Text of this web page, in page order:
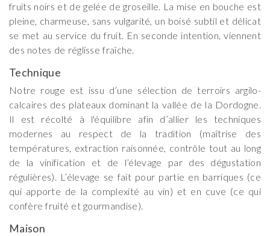
fruits noirs et de gelée de groseille. La mise en bouche est
pleine, charmeuse, sans vulgarité, un boisé subtil et délicat
se met au service du fruit. En seconde intention, viennent
des notes de réglisse fraîche.
Technique
Notre rouge est issu d’une sélection de terroirs argilo-
calcaires des plateaux dominant la vallée de la Dordogne.
Il est récolté à l'équilibre afin d’allier les techniques
modernes au respect de la tradition (maîtrise des
températures, extraction raisonnée, contrôle tout au long
de la vinification et de l’élevage par des dégustation
régulières). L’élevage se fait pour partie en barriques (ce
qui apporte de la complexité au vin) et en cuve (ce qui
confère fruité et gourmandise).
Maison